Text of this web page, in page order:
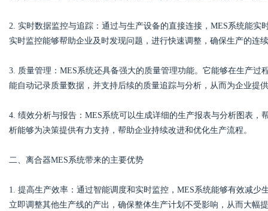
ar
2. 实时数据监控与追踪：通过与生产设备的直接连接，MES系统能
实时监控能够帮助企业及时发现问题，进行快速调整，确保生产的连
3. 质量管理：MES系统还具备强大的质量管理功能。它能够在生产
能自动记录质量数据，并支持后续的质量追踪与分析，从而为企业提
4. 绩效分析与报告：MES系统可以生成详细的生产报表与分析图表
析能够为决策提供有力支持，帮助企业持续改进和优化生产流程。
二、离合器MES系统带来的主要优势
1. 提高生产效率：通过智能调度和实时监控，MES系统能够有效减
立即调整其他生产线的产出，确保整体生产计划不受影响，从而大幅